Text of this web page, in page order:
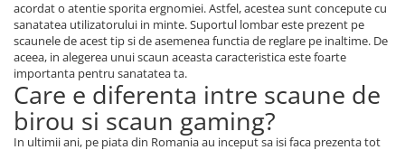
acordat o atentie sporita ergnomiei. Astfel, acestea sunt concepute cu
sanatatea utilizatorului in minte. Suportul lombar este prezent pe
scaunele de acest tip si de asemenea functia de reglare pe inaltime. De
aceea, in alegerea unui scaun aceasta caracteristica este foarte
importanta pentru sanatatea ta.
Care e diferenta intre scaune de
birou si scaun gaming?
In ultimii ani, pe piata din Romania au inceput sa isi faca prezenta tot